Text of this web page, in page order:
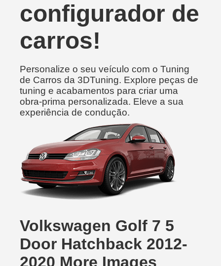
configurador de
carros!
Personalize o seu veículo com o Tuning
de Carros da 3DTuning. Explore peças de
tuning e acabamentos para criar uma
obra-prima personalizada. Eleve a sua
experiência de condução.
Volkswagen Golf 7 5
Door Hatchback 2012-
2020 More Images